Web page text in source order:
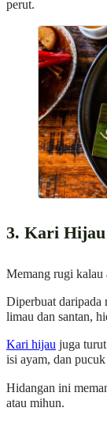
perut.
3. Kari Hijau
Memang rugi kalau
Diperbuat daripada
limau dan santan,
Kari hijau juga
isi ayam, dan
Hidangan ini
atau mihun.